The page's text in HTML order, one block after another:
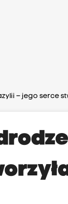
– jego serce